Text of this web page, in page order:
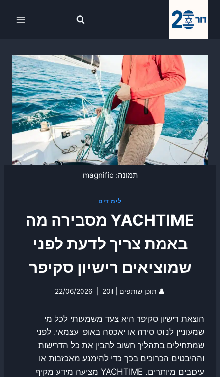
תמונה: magnific
לימודים
YACHTIME מסבירה מה
באמת צריך לדעת לפני
שמוציאים רישיון סקיפר
👤 תוכן שותפים | 20il 22/06/2026
הוצאת רישיון סקיפר היא צעד משמעותי לכל מי
שמעוניין לנווט סירה או יאכטה באופן עצמאי. לפני
שמתחילים בתהליך חשוב להבין את כל הדרישות
וההיבטים הכרוכים בכך כדי להימנע מאכזבות או
עיכובים מיותרים. YACHTIME מציעה מידע מקיף